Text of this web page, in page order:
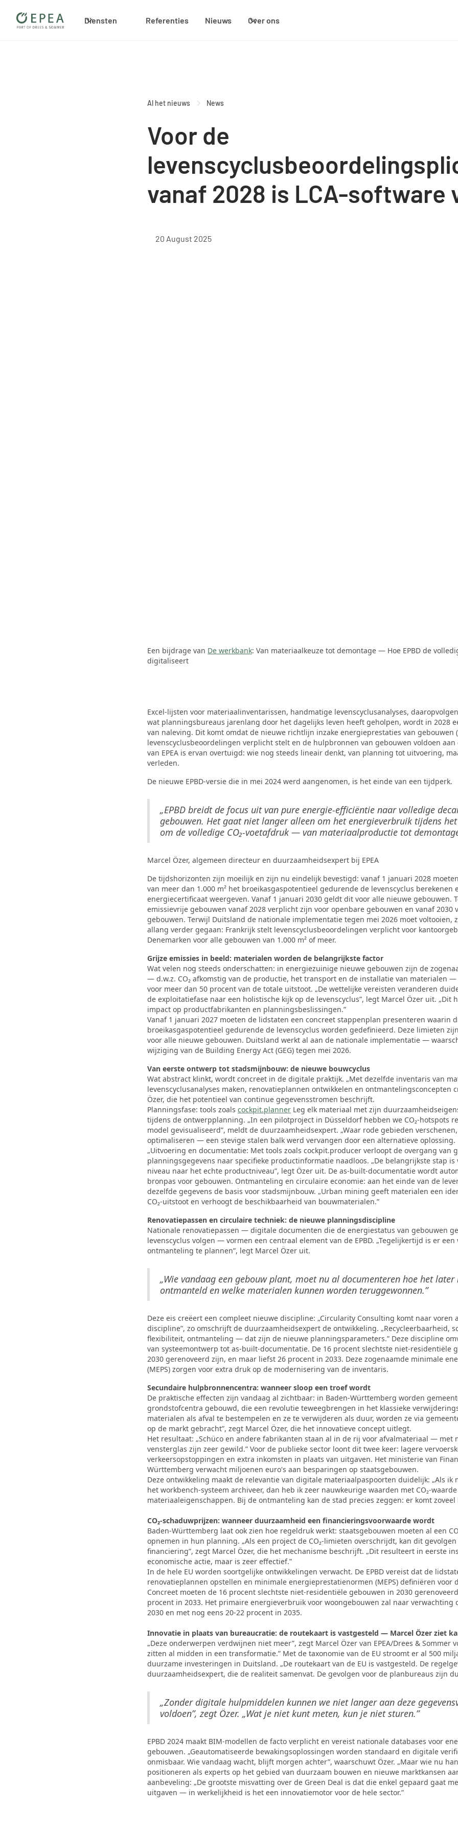
Diensten Referenties Nieuws Over ons
Al het nieuws News
Voor de
vanaf 2028 is LCA-software
20 August 2025
Een bijdrage van De werkbank: Van materiaalkeuze tot demontage — Hoe EPBD de
digitaliseert
Excel-lijsten voor materiaalinventarissen, handmatige levenscyclusanalyses,
wat planningsbureaus jarenlang door het dagelijks leven heeft geholpen, wordt in 2028
van naleving. Dit komt omdat de nieuwe richtlijn inzake energieprestaties van gebouwen
levenscyclusbeoordelingen verplicht stelt en de hulpbronnen van gebouwen voldoen
van EPEA is ervan overtuigd: wie nog steeds lineair denkt, van planning tot uitvoering,
verleden.
De nieuwe EPBD-versie die in mei 2024 werd aangenomen, is het einde van een tijdperk.
„EPBD breidt de focus uit van pure energie-efficiëntie naar volledige
gebouwen. Het gaat niet langer alleen om het energieverbruik tijdens
om de volledige CO₂-voetafdruk — van materiaalproductie tot
Marcel Özer, algemeen directeur en duurzaamheidsexpert bij EPEA
De tijdshorizonten zijn moeilijk en zijn nu eindelijk bevestigd: vanaf 1 januari 2028
van meer dan 1.000 m² het broeikasgaspotentieel gedurende de levenscyclus berekenen
energiecertificaat weergeven. Vanaf 1 januari 2030 geldt dit voor alle nieuwe gebouwen.
emissievrije gebouwen vanaf 2028 verplicht zijn voor openbare gebouwen en vanaf 2030
gebouwen. Terwijl Duitsland de nationale implementatie tegen mei 2026 moet voltooien,
allang verder gegaan: Frankrijk stelt levenscyclusbeoordelingen verplicht voor
Denemarken voor alle gebouwen van 1.000 m² of meer.
Grijze emissies in beeld: materialen worden de belangrijkste factor
Wat velen nog steeds onderschatten: in energiezuinige nieuwe gebouwen zijn de
— d.w.z. CO₂ afkomstig van de productie, het transport en de installatie van materialen
voor meer dan 50 procent van de totale uitstoot. „De wettelijke vereisten veranderen
de exploitatiefase naar een holistische kijk op de levenscyclus”, legt Marcel Özer uit. „Dit
impact op productfabrikanten en planningsbeslissingen.”
Vanaf 1 januari 2027 moeten de lidstaten een concreet stappenplan presenteren waarin
broeikasgaspotentieel gedurende de levenscyclus worden gedefinieerd. Deze limieten
voor alle nieuwe gebouwen. Duitsland werkt al aan de nationale implementatie —
wijziging van de Building Energy Act (GEG) tegen mei 2026.
Van eerste ontwerp tot stadsmijnbouw: de nieuwe bouwcyclus
Wat abstract klinkt, wordt concreet in de digitale praktijk. „Met dezelfde inventaris van
levenscyclusanalyses maken, renovatieplannen ontwikkelen en ontmantelingsconcepten
Özer, die het potentieel van continue gegevensstromen beschrijft.
Planningsfase: tools zoals cockpit.planner Leg elk materiaal met zijn
tijdens de ontwerpplanning. „In een pilotproject in Düsseldorf hebben we CO₂-hotspots
model gevisualiseerd”, meldt de duurzaamheidsexpert. „Waar rode gebieden
optimaliseren — een stevige stalen balk werd vervangen door een alternatieve oplossing.
„Uitvoering en documentatie: Met tools zoals cockpit.producer verloopt de overgang van
planningsgegevens naar specifieke productinformatie naadloos. „De belangrijkste stap is
niveau naar het echte productniveau”, legt Özer uit. De as-built-documentatie wordt
bronpas voor gebouwen. Ontmanteling en circulaire economie: aan het einde van de
dezelfde gegevens de basis voor stadsmijnbouw. „Urban mining geeft materialen een
CO₂-uitstoot en verhoogt de beschikbaarheid van bouwmaterialen.”
Renovatiepassen en circulaire techniek: de nieuwe planningsdiscipline
Nationale renovatiepassen — digitale documenten die de energiestatus van gebouwen
levenscyclus volgen — vormen een centraal element van de EPBD. „Tegelijkertijd is er
ontmanteling te plannen”, legt Marcel Özer uit.
„Wie vandaag een gebouw plant, moet nu al documenteren hoe het later
ontmanteld en welke materialen kunnen worden teruggewonnen.”
Deze eis creëert een compleet nieuwe discipline: „Circularity Consulting komt naar voren
discipline”, zo omschrijft de duurzaamheidsexpert de ontwikkeling. „Recycleerbaarheid,
flexibiliteit, ontmanteling — dat zijn de nieuwe planningsparameters.” Deze discipline
van systeemontwerp tot as-built-documentatie. De 16 procent slechtste niet-residentiële
2030 gerenoveerd zijn, en maar liefst 26 procent in 2033. Deze zogenaamde minimale
(MEPS) zorgen voor extra druk op de modernisering van de inventaris.
Secundaire hulpbronnencentra: wanneer sloop een troef wordt
De praktische effecten zijn vandaag al zichtbaar: in Baden-Württemberg worden
grondstofcentra gebouwd, die een revolutie teweegbrengen in het klassieke
materialen als afval te bestempelen en ze te verwijderen als duur, worden ze via
op de markt gebracht”, zegt Marcel Özer, die het innovatieve concept uitlegt.
Het resultaat: „Schüco en andere fabrikanten staan al in de rij voor afvalmateriaal — met
vensterglas zijn zeer gewild.” Voor de publieke sector loont dit twee keer: lagere
verkeersopstoppingen en extra inkomsten in plaats van uitgaven. Het ministerie van
Württemberg verwacht miljoenen euro's aan besparingen op staatsgebouwen.
Deze ontwikkeling maakt de relevantie van digitale materiaalpaspoorten duidelijk: „Als ik
het workbench-systeem archiveer, dan heb ik zeer nauwkeurige waarden met CO₂-
materiaaleigenschappen. Bij de ontmanteling kan de stad precies zeggen: er komt zoveel
CO₂-schaduwprijzen: wanneer duurzaamheid een financieringsvoorwaarde wordt
Baden-Württemberg laat ook zien hoe regeldruk werkt: staatsgebouwen moeten al een
opnemen in hun planning. „Als een project de CO₂-limieten overschrijdt, kan dit
financiering”, zegt Marcel Özer, die het mechanisme beschrijft. „Dit resulteert in eerste
economische actie, maar is zeer effectief.”
In de hele EU worden soortgelijke ontwikkelingen verwacht. De EPBD vereist dat de
renovatieplannen opstellen en minimale energieprestatienormen (MEPS) definiëren voor
Concreet moeten de 16 procent slechtste niet-residentiële gebouwen in 2030
procent in 2033. Het primaire energieverbruik voor woongebouwen zal naar verwachting
2030 en met nog eens 20-22 procent in 2035.
Innovatie in plaats van bureaucratie: de routekaart is vastgesteld — Marcel Özer ziet
„Deze onderwerpen verdwijnen niet meer”, zegt Marcel Özer van EPEA/Drees & Sommer
zitten al midden in een transformatie.” Met de taxonomie van de EU stroomt er al 500
duurzame investeringen in Duitsland. „De routekaart van de EU is vastgesteld. De
duurzaamheidsexpert, die de realiteit samenvat. De gevolgen voor de planbureaus zijn
„Zonder digitale hulpmiddelen kunnen we niet langer aan deze
voldoen”, zegt Özer. „Wat je niet kunt meten, kun je niet sturen.”
EPBD 2024 maakt BIM-modellen de facto verplicht en vereist nationale databases voor
gebouwen. „Geautomatiseerde bewakingsoplossingen worden standaard en digitale
onmisbaar. Wie vandaag wacht, blijft morgen achter”, waarschuwt Özer. „Maar wie nu
positioneren als experts op het gebied van duurzaam bouwen en nieuwe marktkansen
aanbeveling: „De grootste misvatting over de Green Deal is dat die enkel gepaard gaat
uitgaven — in werkelijkheid is het een innovatiemotor voor de hele sector.”